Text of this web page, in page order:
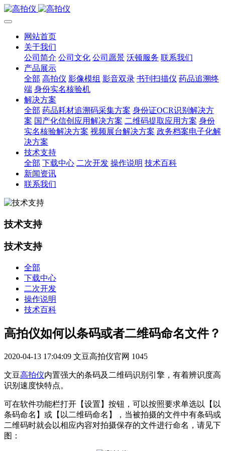
网站首页
关于我们
公司简介 公司文化 公司愿景 沃顿服务 联系我们
产品展示
全部 高拍仪 影像模组 影音双录 书刊扫描仪 药品追溯终
端 身份实名核验机
解决方案
全部 药品耗材追溯码采集方案 身份证OCR识别解决方
案 国产化信创应用解决方案 二维码提取应用方案 身份
实名核验解决方案 视频展台解决方案 政务档案电子化解
决方案
技术支持
全部 下载中心 二次开发 操作说明 技术百科
新闻资讯
联系我们
技术支持
技术支持
全部
下载中心
二次开发
操作说明
技术百科
高拍仪如何以条码或者二维码命名文件？
2020-04-13 17:04:09 文豆高拍仪官网 1045
文豆高拍仪内置强大的条码及二维码识别引擎，有着辨识度高
识别速度快特点。
可在软件功能栏打开【设置】按钮，可以按照要求单选以【以
条码命名】或【以二维码命名】，当被拍摄的文件中有条码或
二维码时就会以相应内容对拍摄保存的文件进行命名，请见下
图：